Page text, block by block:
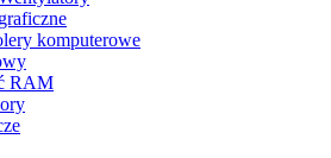
komputerowe
RAM